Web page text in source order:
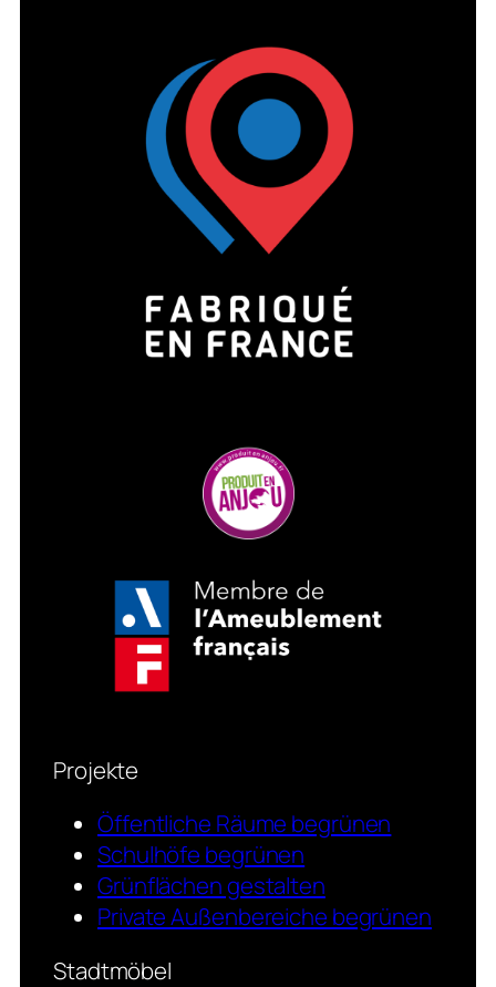
Projekte
Öffentliche Räume begrünen
Schulhöfe begrünen
Grünflächen gestalten
Private Außenbereiche begrünen
Stadtmöbel